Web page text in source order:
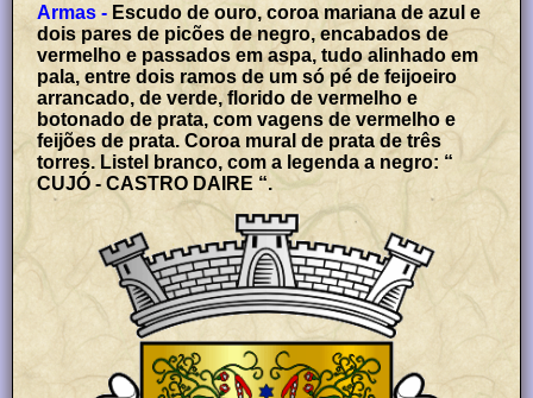
Armas - Escudo de ouro, coroa mariana de azul e
dois pares de picões de negro, encabados de
vermelho e passados em aspa, tudo alinhado em
pala, entre dois ramos de um só pé de feijoeiro
arrancado, de verde, florido de vermelho e
botonado de prata, com vagens de vermelho e
feijões de prata. Coroa mural de prata de três
torres. Listel branco, com a legenda a negro: “
CUJÓ - CASTRO DAIRE “.